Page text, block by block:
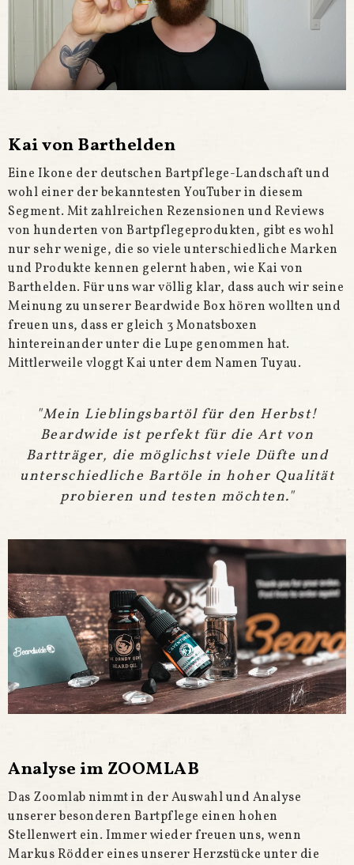
Kai von Barthelden
Eine Ikone der deutschen Bartpflege-Landschaft und
wohl einer der bekanntesten YouTuber in diesem
Segment. Mit zahlreichen Rezensionen und Reviews
von hunderten von Bartpflegeprodukten, gibt es wohl
nur sehr wenige, die so viele unterschiedliche Marken
und Produkte kennen gelernt haben, wie Kai von
Barthelden. Für uns war völlig klar, dass auch wir seine
Meinung zu unserer Beardwide Box hören wollten und
freuen uns, dass er gleich 3 Monatsboxen
hintereinander unter die Lupe genommen hat.
Mittlerweile vloggt Kai unter dem Namen Tuyau.
"Mein Lieblingsbartöl für den Herbst!
Beardwide ist perfekt für die Art von
Bartträger, die möglichst viele Düfte und
unterschiedliche Bartöle in hoher Qualität
probieren und testen möchten."
Analyse im ZOOMLAB
Das Zoomlab nimmt in der Auswahl und Analyse
unserer besonderen Bartpflege einen hohen
Stellenwert ein. Immer wieder freuen uns, wenn
Markus Rödder eines unserer Herzstücke unter die